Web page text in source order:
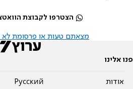
הצטרפו לקבוצת
מצאתם טעות או פרסומת לא
פנו אלינו
אודות
Pусский